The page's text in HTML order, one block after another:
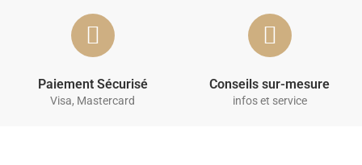
Paiement Sécurisé
Visa, Mastercard
Conseils sur-mesure
infos et service